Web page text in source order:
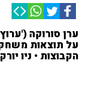
ערן סורוקה
הקבוצות • ניו